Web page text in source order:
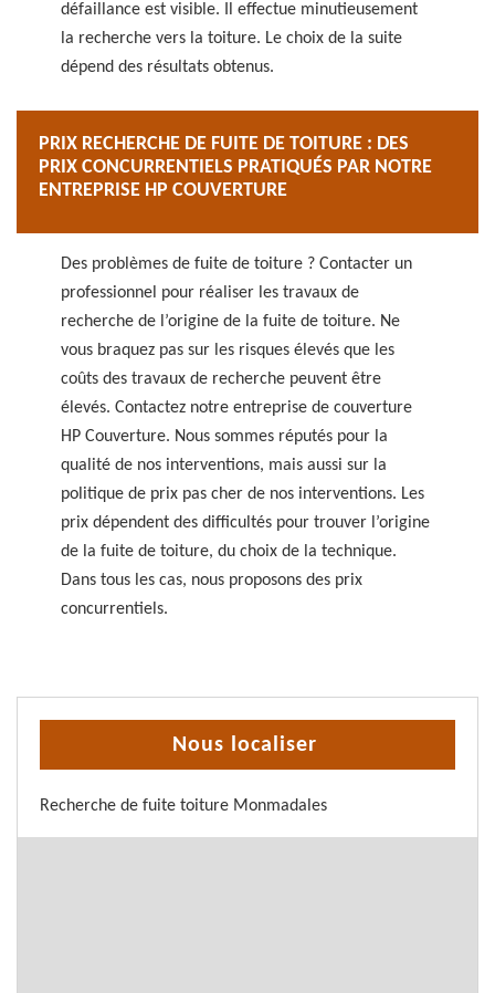
défaillance est visible. Il effectue minutieusement
la recherche vers la toiture. Le choix de la suite
dépend des résultats obtenus.
PRIX RECHERCHE DE FUITE DE TOITURE : DES
PRIX CONCURRENTIELS PRATIQUÉS PAR NOTRE
ENTREPRISE HP COUVERTURE
Des problèmes de fuite de toiture ? Contacter un
professionnel pour réaliser les travaux de
recherche de l’origine de la fuite de toiture. Ne
vous braquez pas sur les risques élevés que les
coûts des travaux de recherche peuvent être
élevés. Contactez notre entreprise de couverture
HP Couverture. Nous sommes réputés pour la
qualité de nos interventions, mais aussi sur la
politique de prix pas cher de nos interventions. Les
prix dépendent des difficultés pour trouver l’origine
de la fuite de toiture, du choix de la technique.
Dans tous les cas, nous proposons des prix
concurrentiels.
Nous localiser
Recherche de fuite toiture Monmadales